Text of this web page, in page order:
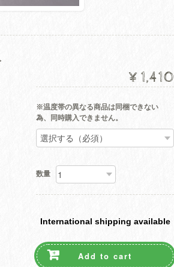
¥1,410
※温度帯の異なる商品は同梱できない
為、同時購入できません。
数量
International shipping available
Add to cart